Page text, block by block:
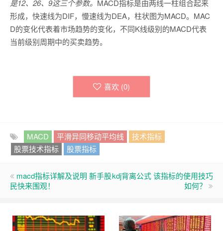
是12、26、9这三个参数。 MACD指标是由两线一柱组合起来
形成，快速线为DIF，慢速线为DEA，柱状图为MACD。MAC
D的变化代表着市场趋势的变化，不同K线级别的MACD代表
当前级别周期中的买卖趋势。
喜欢 (0)
MACD 平滑异同移动平均线
技术指标
股票技术指标
股票指标
macd指标详解及说明 新手股
民快来围观！
kdj背离公式 该指标的使用技巧
如何？